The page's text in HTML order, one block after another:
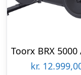
kr.